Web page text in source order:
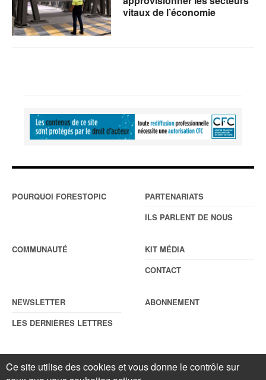
vitaux de l’économie
POURQUOI FORESTOPIC
PARTENARIATS
ILS PARLENT DE NOUS
COMMUNAUTÉ
KIT MÉDIA
CONTACT
NEWSLETTER
LES DERNIÈRES LETTRES
ABONNEMENT
© ForestopicMentions légales. Reproduction interdite sans autorisation
Ce site utilise des cookies et vous donne le contrôle sur